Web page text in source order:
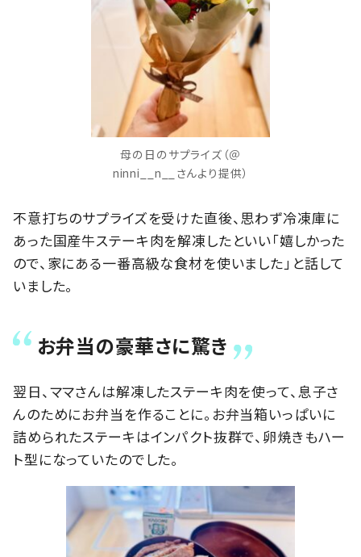
母の日のサプライズ（＠
ninni__n__さんより提供）
不意打ちのサプライズを受けた直後、思わず冷凍庫に
あった国産牛ステーキ肉を解凍したといい「嬉しかった
ので、家にある一番高級な食材を使いました」と話して
いました。
お弁当の豪華さに驚き
翌日、ママさんは解凍したステーキ肉を使って、息子さ
んのためにお弁当を作ることに。お弁当箱いっぱいに
詰められたステーキはインパクト抜群で、卵焼きもハー
ト型になっていたのでした。